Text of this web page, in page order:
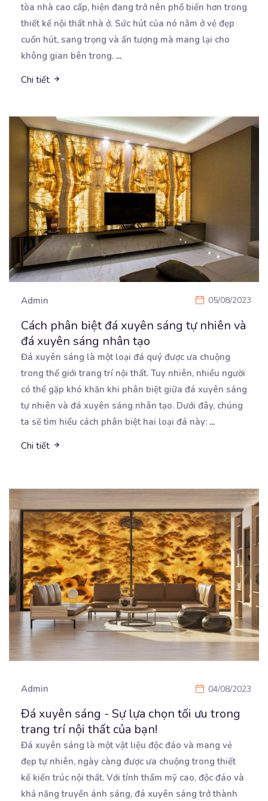
tòa nhà cao cấp, hiện đang trở nên phổ biến hơn trong
thiết kế nội thất nhà ở. Sức hút của nó nằm ở vẻ đẹp
cuốn hút, sang trọng và ấn tượng mà mang lại cho
không gian bên trong. ...
Chi tiết
Admin 05/08/2023
Cách phân biệt đá xuyên sáng tự nhiên và
đá xuyên sáng nhân tạo
Đá xuyên sáng là một loại đá quý được ưa chuộng
trong thế giới trang trí nội thất. Tuy nhiên, nhiều người
có thể gặp khó khăn khi phân biệt giữa đá xuyên sáng
tự nhiên và đá xuyên sáng nhân tạo. Dưới đây, chúng
ta sẽ tìm hiểu cách phân biệt hai loại đá này: ...
Chi tiết
Admin 04/08/2023
Đá xuyên sáng - Sự lựa chọn tối ưu trong
trang trí nội thất của bạn!
Đá xuyên sáng là một vật liệu độc đáo và mang vẻ
đẹp tự nhiên, ngày càng được ưa chuộngtrong thiết
kế kiến trúc nội thất. Với tính thẩm mỹ cao, độc đáo và
khả năng truyền ánh sáng, đá xuyên sáng trở thành